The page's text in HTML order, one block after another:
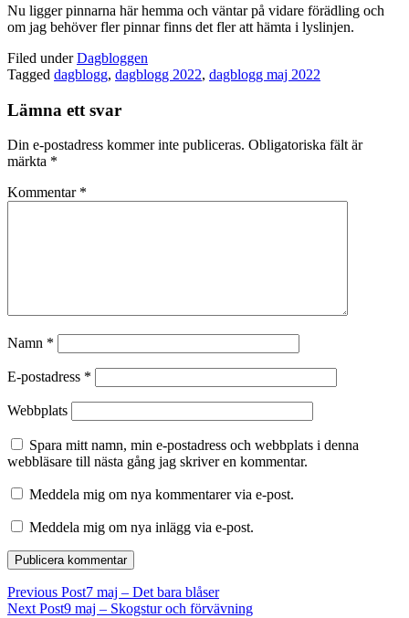
Nu ligger pinnarna här hemma och väntar på vidare förädling och
om jag behöver fler pinnar finns det fler att hämta i lyslinjen.
Filed underDagbloggen
Tagged dagblogg, dagblogg 2022, dagblogg maj 2022
Lämna ett svar
Din e-postadress kommer inte publiceras. Obligatoriska fält är
märkta *
Kommentar *
Namn *
E-postadress *
Webbplats
Spara mitt namn, min e-postadress och webbplats i denna
webbläsare till nästa gång jag skriver en kommentar.
Meddela mig om nya kommentarer via e-post.
Meddela mig om nya inlägg via e-post.
Previous Post7 maj – Det bara blåser
Next Post9 maj – Skogstur och förvävning